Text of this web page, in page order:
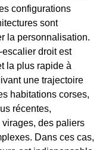
configurations
sont
la personnalisation.
droit est
la plus rapide à
une trajectoire
habitations corses,
récentes,
des paliers
Dans ces cas,